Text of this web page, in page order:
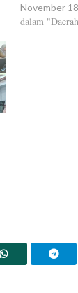
November
dalam